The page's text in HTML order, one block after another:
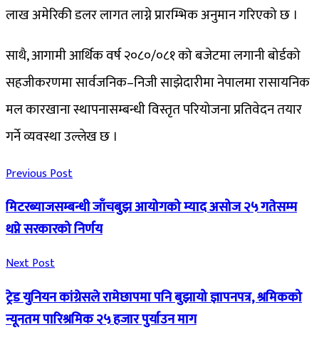
लाख अमेरिकी डलर लागत लाग्ने प्रारम्भिक अनुमान गरिएको छ ।
साथै, आगामी आर्थिक वर्ष २०८०/०८१ को बजेटमा लगानी बोर्डको
सहजीकरणमा सार्वजनिक–निजी साझेदारीमा नेपालमा रासायनिक
मल कारखाना स्थापनासम्बन्धी विस्तृत परियोजना प्रतिवेदन तयार
गर्ने व्यवस्था उल्लेख छ ।
Previous Post
मिटरब्याजसम्बन्धी जाँचबुझ आयोगको म्याद असोज २५ गतेसम्म
थप्ने सरकारको निर्णय
Next Post
ट्रेड युनियन कांग्रेसले रामेछापमा पनि बुझायो ज्ञापनपत्र, श्रमिकको
न्यूनतम पारिश्रमिक २५ हजार पुर्याउन माग